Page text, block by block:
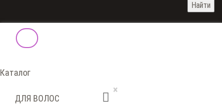
Найти
Каталог
×
ДЛЯ ВОЛОС